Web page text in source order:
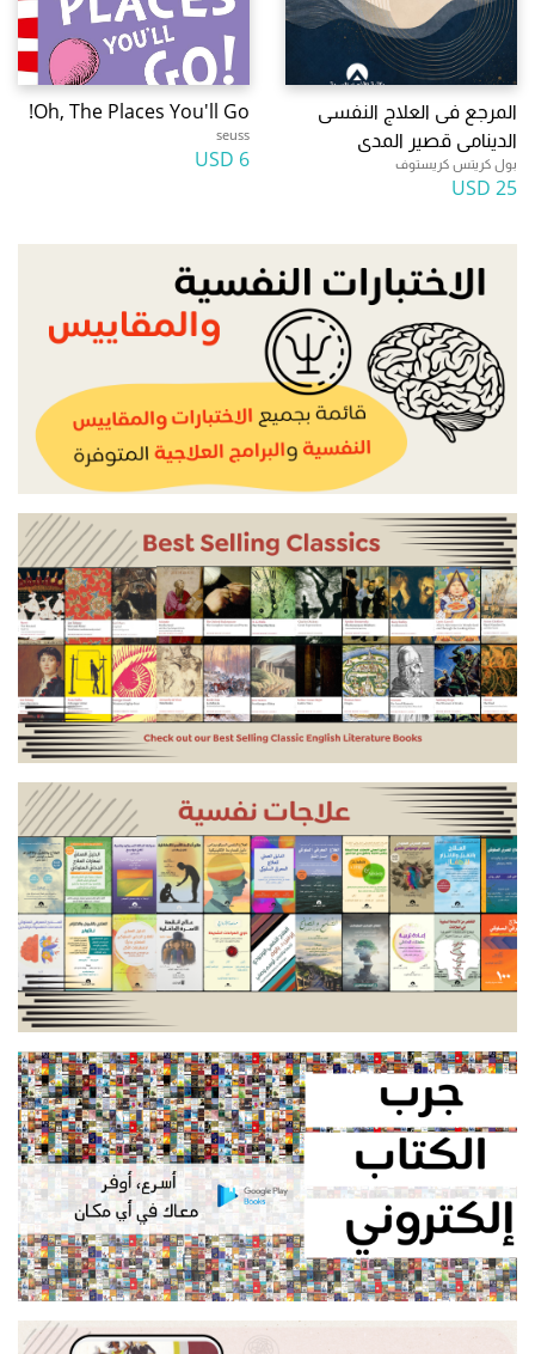
المرجع فى العلاج النفسى
الدينامى قصير المدى
بول كريتس كريستوف
25 USD
Oh, The Places You'll Go!
seuss
6 USD